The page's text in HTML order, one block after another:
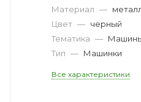
Материал —
Цвет — черный
Тематика —
Тип — Машинки
Все характеристики